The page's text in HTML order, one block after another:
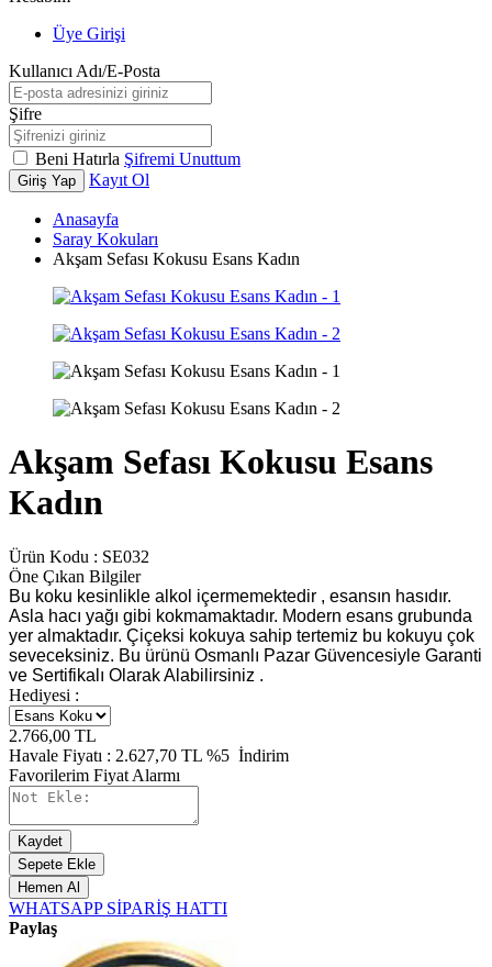
Üye Girişi
Kullanıcı Adı/E-Posta
Şifre
Beni Hatırla Şifremi Unuttum
Giriş Yap Kayıt Ol
Anasayfa
Saray Kokuları
Akşam Sefası Kokusu Esans Kadın
Akşam Sefası Kokusu Esans
Kadın
Ürün Kodu : SE032
Öne Çıkan Bilgiler
Bu koku kesinlikle alkol içermemektedir , esansın hasıdır.
Asla hacı yağı gibi kokmamaktadır. Modern esans grubunda
yer almaktadır. Çiçeksi kokuya sahip tertemiz bu kokuyu çok
seveceksiniz. Bu ürünü Osmanlı Pazar Güvencesiyle Garanti
ve Sertifikalı Olarak Alabilirsiniz .
Hediyesi :
2.766,00 TL
Havale Fiyatı : 2.627,70 TL %5 İndirim
Favorilerim Fiyat Alarmı
Kaydet
Sepete Ekle
Hemen Al
WHATSAPP SİPARİŞ HATTI
Paylaş